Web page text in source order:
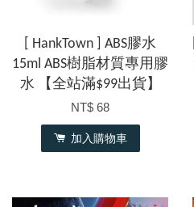
[ HankTown ] ABS膠水
15ml ABS樹脂材質專用膠
水 【全站滿$99出貨】
NT$ 68
加入購物車